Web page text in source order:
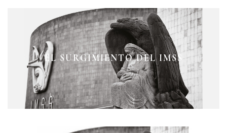
EL SURGIMIENTO DEL IMSS